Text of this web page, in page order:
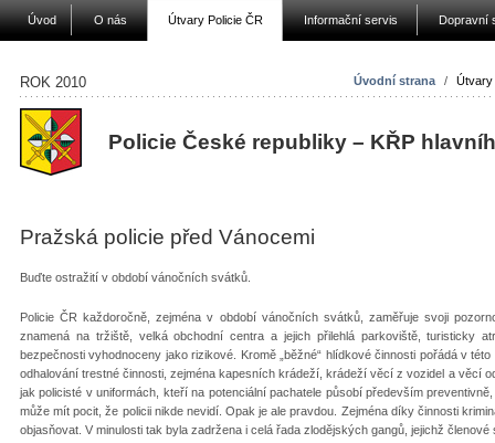
Úvod O nás Útvary Policie ČR Informační servis Dopravní
Úvodní strana / Útvary
ROK 2010
Policie České republiky – KŘP
Pražská policie před Vánocemi
Buďte ostražití v období vánočních svátků.
Policie ČR každoročně, zejména v období vánočních svátků, zaměřuje svoji
znamená na tržiště, velká obchodní centra a jejich přilehlá parkoviště, turisticky
bezpečnosti vyhodnoceny jako rizikové. Kromě „běžné“ hlídkové činnosti pořádá v
odhalování trestné činnosti, zejména kapesních krádeží, krádeží věcí z vozidel a věcí
jak policisté v uniformách, kteří na potenciální pachatele působí především
může mít pocit, že policii nikde nevidí. Opak je ale pravdou. Zejména díky činnosti
objasňovat. V minulosti tak byla zadržena i celá řada zlodějských gangů, jejichž